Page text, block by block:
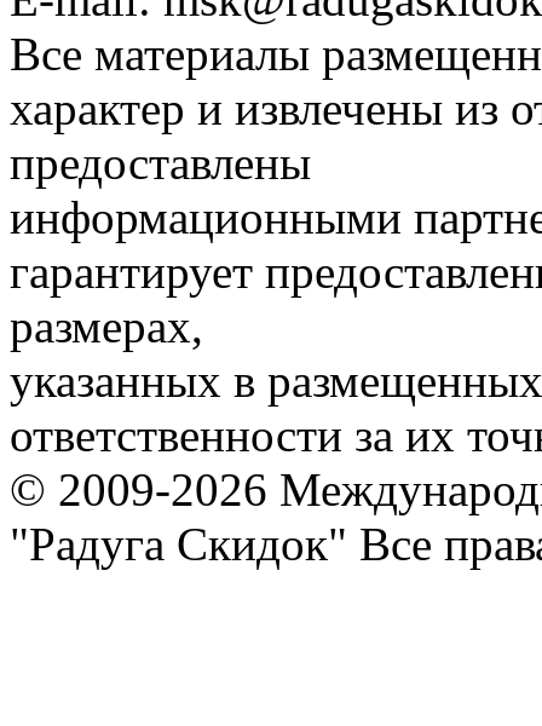
Все материалы
характер и извлечены из
предоставлены
информационными
гарантирует
размерах,
указанных в
ответственности за их
© 2009-2026
"Радуга Скидок" Все